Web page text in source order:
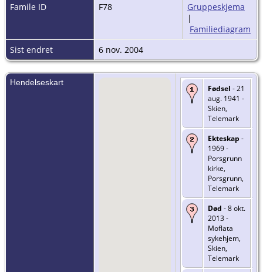
Famile ID
F78
Gruppeskjema
|
Familiediagram
Sist endret
6 nov. 2004
Hendelseskart
Fødsel - 21
aug. 1941 -
Skien,
Telemark
Ekteskap -
1969 -
Porsgrunn
kirke,
Porsgrunn,
Telemark
Død - 8 okt.
2013 -
Moflata
sykehjem,
Skien,
Telemark